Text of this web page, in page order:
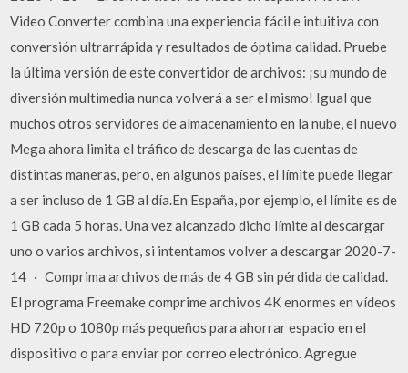
Video Converter combina una experiencia fácil e intuitiva con
conversión ultrarrápida y resultados de óptima calidad. Pruebe
la última versión de este convertidor de archivos: ¡su mundo de
diversión multimedia nunca volverá a ser el mismo! Igual que
muchos otros servidores de almacenamiento en la nube, el nuevo
Mega ahora limita el tráfico de descarga de las cuentas de
distintas maneras, pero, en algunos países, el límite puede llegar
a ser incluso de 1 GB al día.En España, por ejemplo, el límite es de
1 GB cada 5 horas. Una vez alcanzado dicho límite al descargar
uno o varios archivos, si intentamos volver a descargar 2020-7-
14 · Comprima archivos de más de 4 GB sin pérdida de calidad.
El programa Freemake comprime archivos 4K enormes en vídeos
HD 720p o 1080p más pequeños para ahorrar espacio en el
dispositivo o para enviar por correo electrónico. Agregue